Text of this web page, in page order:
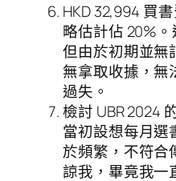
HKD 32,994 買
略估計佔 20%
但由於初期並無
無拿取收據，無
過失。
檢討 UBR 2024
當初設想每月選
於頻繁，不符合
諒我，畢竟我一